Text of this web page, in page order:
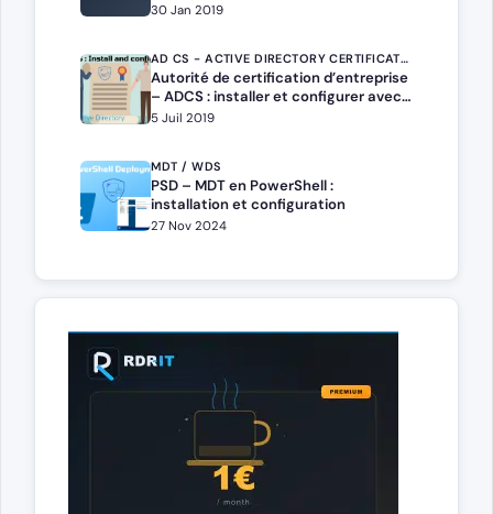
30 Jan 2019
AD CS - ACTIVE DIRECTORY CERTIFICATE SERVICES
Autorité de certification d’entreprise
– ADCS : installer et configurer avec
Windows Serveur
5 Juil 2019
MDT / WDS
PSD – MDT en PowerShell :
installation et configuration
27 Nov 2024